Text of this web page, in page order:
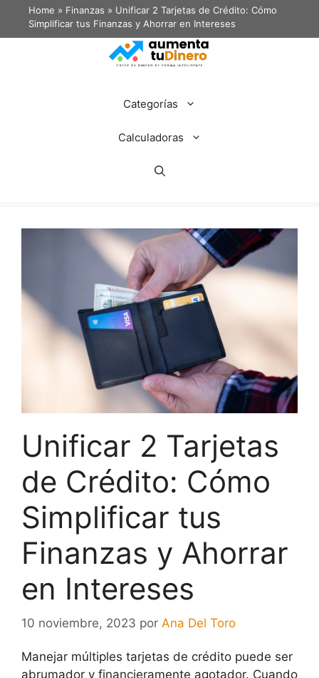
Home » Finanzas » Unificar 2 Tarjetas de Crédito: Cómo
Simplificar tus Finanzas y Ahorrar en Intereses
Categorías
Calculadoras
Unificar 2 Tarjetas
de Crédito: Cómo
Simplificar tus
Finanzas y Ahorrar
en Intereses
10 noviembre, 2023 por Ana Del Toro
Manejar múltiples tarjetas de crédito puede ser
abrumador y financieramente agotador. Cuando